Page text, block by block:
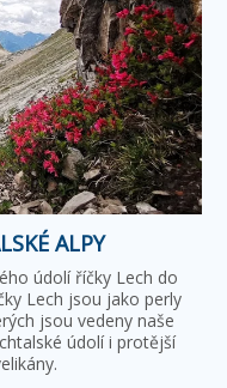
ALPY
údolí říčky Lech do
Lech jsou jako perly
jsou vedeny naše
údolí i protější